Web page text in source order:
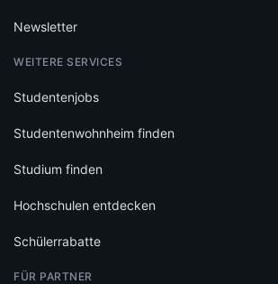
Newsletter
WEITERE SERVICES
Studentenjobs
Studentenwohnheim finden
Studium finden
Hochschulen entdecken
Schülerrabatte
FÜR PARTNER